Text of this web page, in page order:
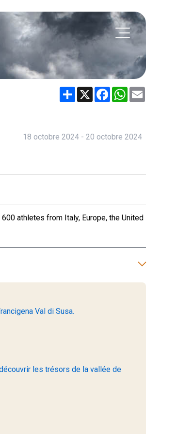
Share X FacebookWhatsApp
18 octobre 2024 - 20 octobre 2024
athletes from Italy, Europe, the United
Val di Susa.
les trésors de la vallée de